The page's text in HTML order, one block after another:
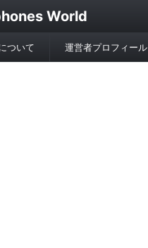
World
ついて 運営者プロフィール